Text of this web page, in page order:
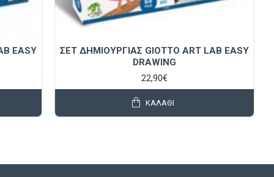
EASY
ΣΕΤ ΔΗΜΙΟΥΡΓΙΑΣ GIOTTO ART LAB EASY
DRAWING
22,90€
ΚΑΛΆΘΙ